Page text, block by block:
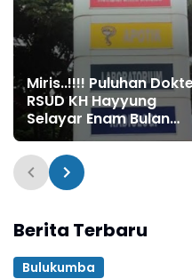
Miris..!!!! Puluhan
RSUD KH Hayyung
Selayar Enam Bulan
Belum Terima Insentif
Berita Terbaru
Bulukumba